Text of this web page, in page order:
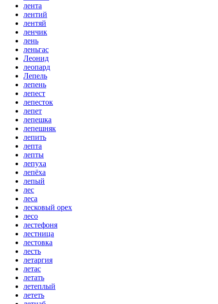
лента
лентий
лентяй
ленчик
лень
леньгас
Леонид
леопард
Лепель
лепень
лепест
лепесток
лепет
лепешка
лепешняк
лепить
лепта
лепты
лепуха
лепёха
лепый
лес
леса
лесковый орех
лесо
лестефоня
лестница
лестовка
лесть
летаргия
летас
летать
летеплый
лететь